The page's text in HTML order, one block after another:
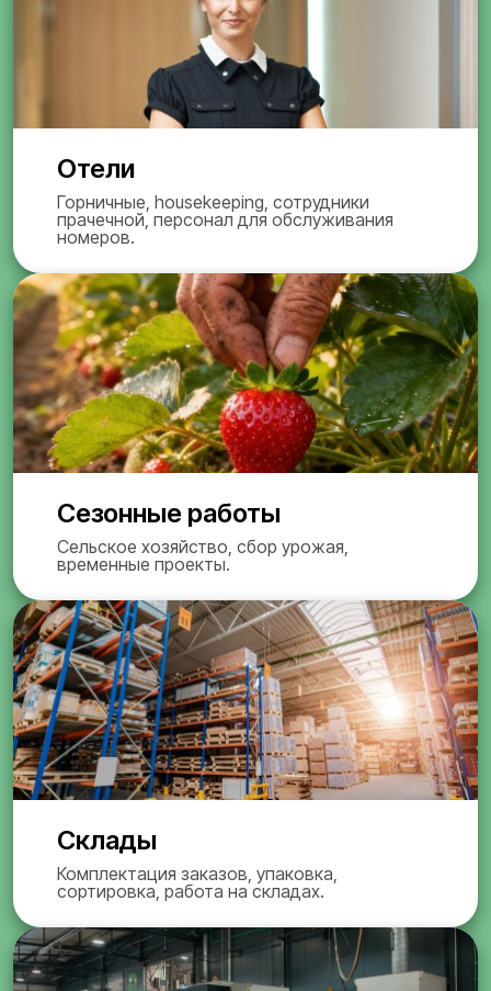
Отели
Горничные, housekeeping, сотрудники
прачечной, персонал для обслуживания
номеров.
Сезонные работы
Сельское хозяйство, сбор урожая,
временные проекты.
Склады
Комплектация заказов, упаковка,
сортировка, работа на складах.